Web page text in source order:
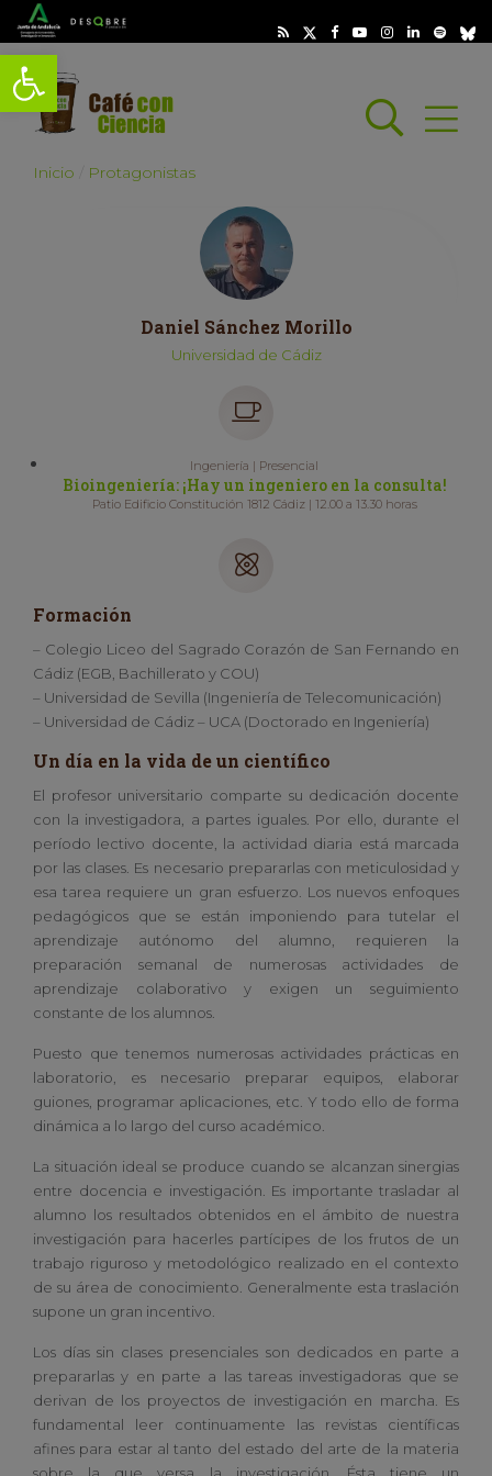
Abrir barra de herramientas
Abrir
Inicio Protagonistas
Daniel Sánchez Morillo
Universidad de Cádiz
Ingeniería | Presencial
Bioingeniería: ¡Hay un ingeniero en la consulta!
Patio Edificio Constitución 1812 Cádiz | 12.00 a 13.30 horas
Formación
– Colegio Liceo del Sagrado Corazón de San Fernando en
Cádiz (EGB, Bachillerato y COU)
– Universidad de Sevilla (Ingeniería de Telecomunicación)
– Universidad de Cádiz – UCA (Doctorado en Ingeniería)
Un día en la vida de un científico
El profesor universitario comparte su dedicación docente
con la investigadora, a partes iguales. Por ello, durante el
período lectivo docente, la actividad diaria está marcada
por las clases. Es necesario prepararlas con meticulosidad y
esa tarea requiere un gran esfuerzo. Los nuevos enfoques
pedagógicos que se están imponiendo para tutelar el
aprendizaje autónomo del alumno, requieren la
preparación semanal de numerosas actividades de
aprendizaje colaborativo y exigen un seguimiento
constante de los alumnos.
Puesto que tenemos numerosas actividades prácticas en
laboratorio, es necesario preparar equipos, elaborar
guiones, programar aplicaciones, etc. Y todo ello de forma
dinámica a lo largo del curso académico.
La situación ideal se produce cuando se alcanzan sinergias
entre docencia e investigación. Es importante trasladar al
alumno los resultados obtenidos en el ámbito de nuestra
investigación para hacerles partícipes de los frutos de un
trabajo riguroso y metodológico realizado en el contexto
de su área de conocimiento. Generalmente esta traslación
supone un gran incentivo.
Los días sin clases presenciales son dedicados en parte a
prepararlas y en parte a las tareas investigadoras que se
derivan de los proyectos de investigación en marcha. Es
fundamental leer continuamente las revistas científicas
afines para estar al tanto del estado del arte de la materia